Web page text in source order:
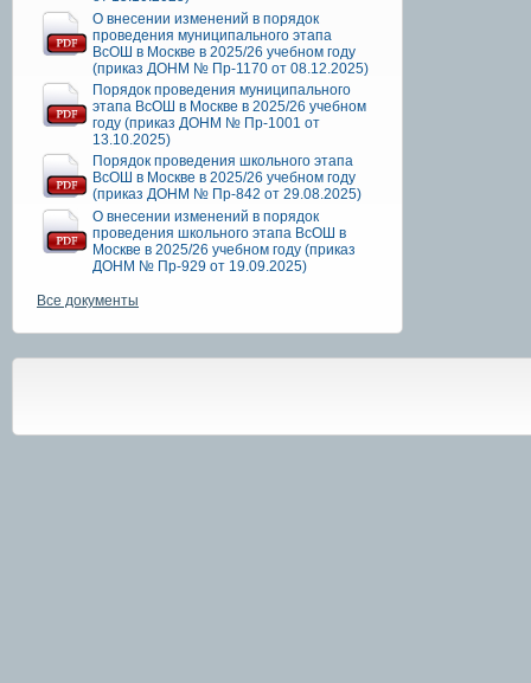
О внесении изменений в порядок
проведения муниципального этапа
ВсОШ в Москве в 2025/26 учебном году
(приказ ДОНМ № Пр-1170 от 08.12.2025)
Порядок проведения муниципального
этапа ВсОШ в Москве в 2025/26 учебном
году (приказ ДОНМ № Пр-1001 от
13.10.2025)
Порядок проведения школьного этапа
ВсОШ в Москве в 2025/26 учебном году
(приказ ДОНМ № Пр-842 от 29.08.2025)
О внесении изменений в порядок
проведения школьного этапа ВсОШ в
Москве в 2025/26 учебном году (приказ
ДОНМ № Пр-929 от 19.09.2025)
Все документы